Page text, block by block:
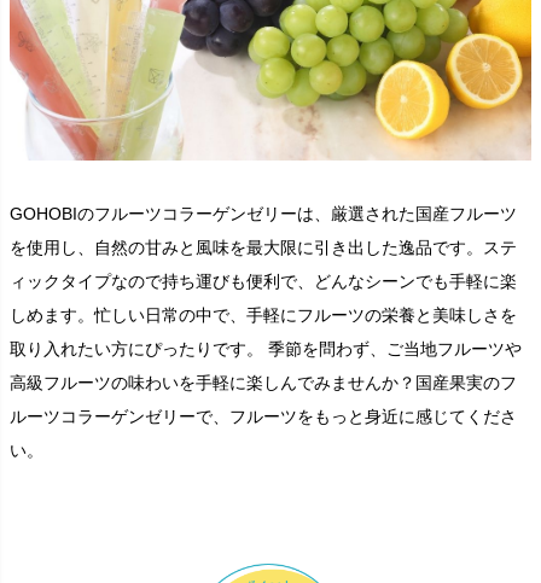
GOHOBIのフルーツコラーゲンゼリーは、厳選された国産フルーツ
を使用し、自然の甘みと風味を最大限に引き出した逸品です。ステ
ィックタイプなので持ち運びも便利で、どんなシーンでも手軽に楽
しめます。忙しい日常の中で、手軽にフルーツの栄養と美味しさを
取り入れたい方にぴったりです。 季節を問わず、ご当地フルーツや
高級フルーツの味わいを手軽に楽しんでみませんか？国産果実のフ
ルーツコラーゲンゼリーで、フルーツをもっと身近に感じてくださ
い。